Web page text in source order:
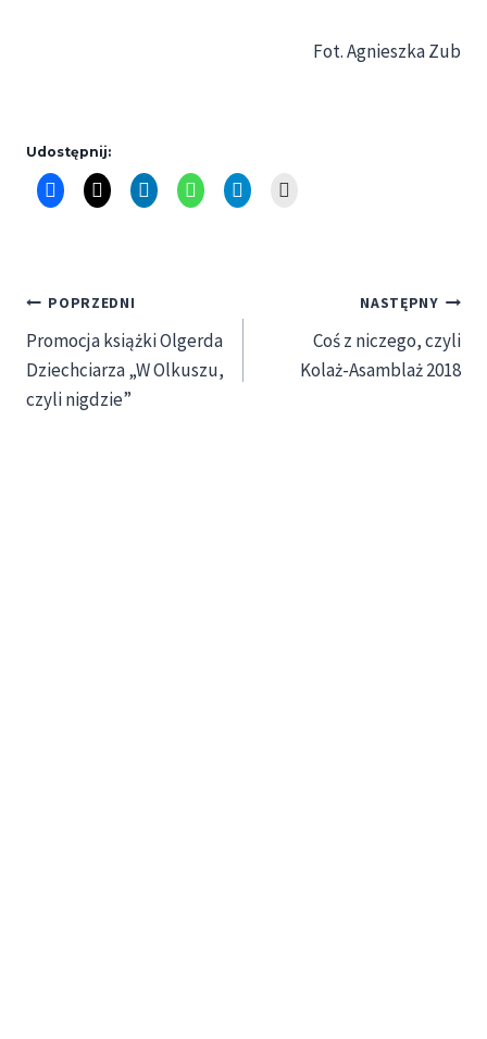
Fot. Agnieszka Zub
Udostępnij:
Nawigacja
wpisu
POPRZEDNI
Promocja książki Olgerda
Dziechciarza „W Olkuszu,
czyli nigdzie”
NASTĘPNY
Coś z niczego, czyli
Kolaż-Asamblaż 2018